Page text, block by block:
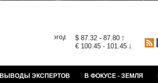
$ 87.32 - 87.80
€ 100.45 - 101.45
ВЫВОДЫ ЭКСПЕРТОВ В ФОКУСЕ - ЗЕМЛЯ